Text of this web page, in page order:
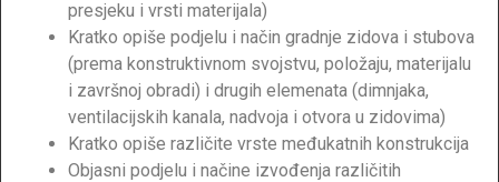
presjeku i vrsti materijala)
Kratko opiše podjelu i način gradnje zidova i stubova
(prema konstruktivnom svojstvu, položaju, materijalu
i završnoj obradi) i drugih elemenata (dimnjaka,
ventilacijskih kanala, nadvoja i otvora u zidovima)
Kratko opiše različite vrste međukatnih konstrukcija
Objasni podjelu i načine izvođenja različitih